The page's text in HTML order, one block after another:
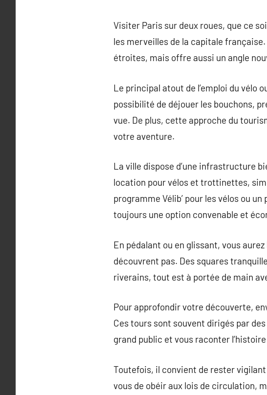
Visiter Paris sur deux roues, que ce
les merveilles de la capitale
étroites, mais offre aussi un angle
Le principal atout de l’emploi du vélo
possibilité de déjouer les bouchons,
vue. De plus, cette approche du
votre aventure.
La ville dispose d’une infrastructure
location pour vélos et trottinettes,
programme Vélib’ pour les vélos ou
toujours une option convenable et
En pédalant ou en glissant, vous
découvrent pas. Des squares
riverains, tout est à portée de main
Pour approfondir votre découverte,
Ces tours sont souvent dirigés par
grand public et vous raconter
Toutefois, il convient de rester
vous de obéir aux lois de circulation,